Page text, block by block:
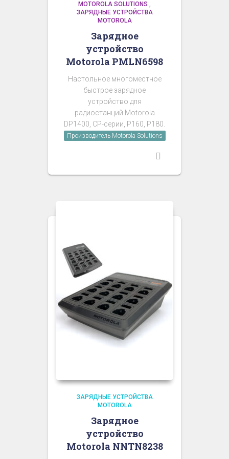
MOTOROLA SOLUTIONS ,
ЗАРЯДНЫЕ УСТРОЙСТВА
MOTOROLA
Зарядное
устройство
Motorola PMLN6598
Настольное многоместное
быстрое зарядное
устройство для
радиостанций Motorola
DP1400, CP-серии, P160, P180.
Производитель Motorola Solutions
ЗАРЯДНЫЕ УСТРОЙСТВА
MOTOROLA
Зарядное
устройство
Motorola NNTN8238